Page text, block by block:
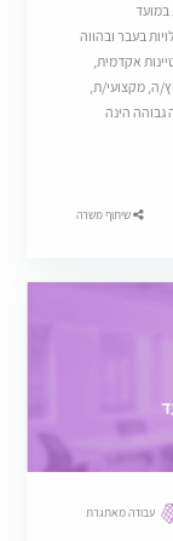
בעבר ובהווה
אקדמית,
ה, מקצועי/ת,
הינה
שיתוף משרה
עבודה מאתגרת